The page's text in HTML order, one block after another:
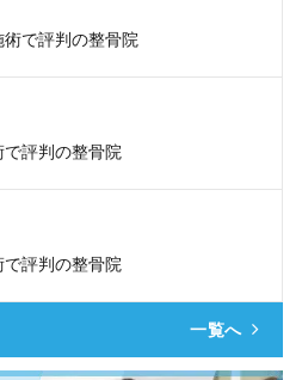
で評判の整骨院
評判の整骨院
評判の整骨院
一覧へ